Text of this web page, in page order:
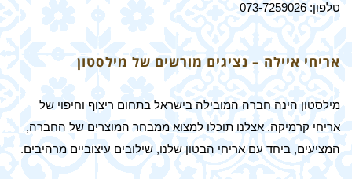
טלפון: 073-7259026
אריחי איילה – נציגים מורשים של מילסטון
מילסטון הינה חברה המובילה בישראל בתחום ריצוף וחיפוי של
אריחי קרמיקה. אצלנו תוכלו למצוא ממבחר המוצרים של החברה,
המציעים, ביחד עם אריחי הבטון שלנו, שילובים עיצוביים מרהיבים.